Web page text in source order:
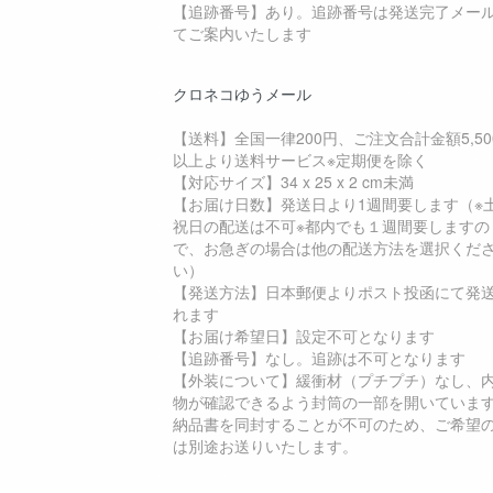
【追跡番号】あり。追跡番号は発送完了メー
てご案内いたします
クロネコゆうメール
【送料】全国一律200円、ご注文合計金額
以上より送料サービス※定期便を除く
【対応サイズ】34 x 25 x 2 cm未満
【お届け日数】発送日より1週間要します（※
祝日の配送は不可※都内でも１週間要しますの
で、お急ぎの場合は他の配送方法を選択くださ
い）
【発送方法】日本郵便よりポスト投函にて発
れます
【お届け希望日】設定不可となります
【追跡番号】なし。追跡は不可となります
【外装について】緩衝材（プチプチ）なし、
物が確認できるよう封筒の一部を開いています
納品書を同封することが不可のため、ご希望
は別途お送りいたします。